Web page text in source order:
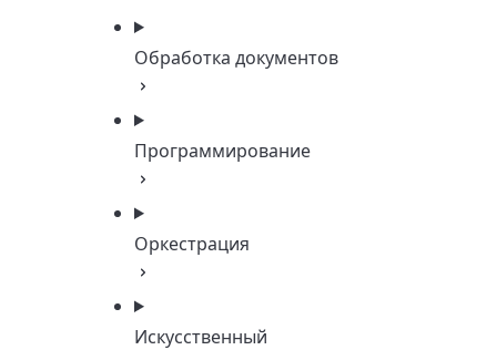
Обработка документов
Программирование
Оркестрация
Искусственный